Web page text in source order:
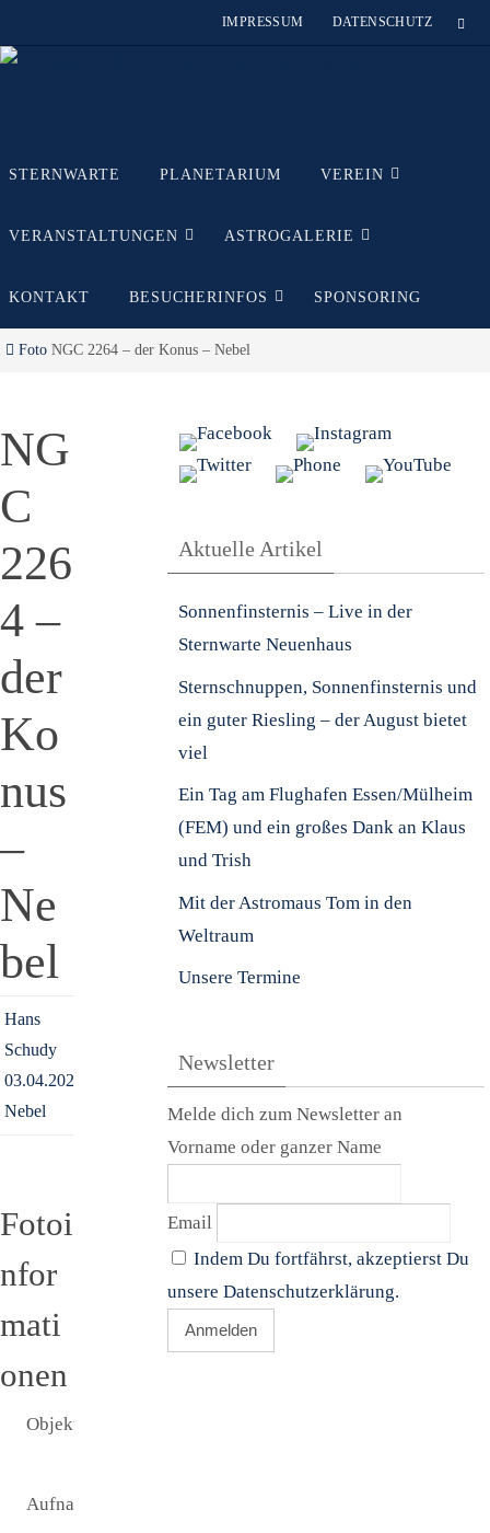
Inhalt
IMPRESSUM DATENSCHUTZ
Inhalt
STERNWARTE PLANETARIUM VEREIN
VERANSTALTUNGEN ASTROGALERIE
KONTAKT BESUCHERINFOS SPONSORING
Start
Foto NGC 2264 – der Konus – Nebel
NG
C
226
4 –
der
Ko
nus
–
Ne
bel
Hans
Schudy
03.04.2021
Nebel
Fotoi
nfor
mati
onen
Objekt:
Aufnamezeit:
Aktuelle Artikel
Sonnenfinsternis – Live in der
Sternwarte Neuenhaus
Sternschnuppen, Sonnenfinsternis und
ein guter Riesling – der August bietet
viel
Ein Tag am Flughafen Essen/Mülheim
(FEM) und ein großes Dank an Klaus
und Trish
Mit der Astromaus Tom in den
Weltraum
Unsere Termine
Newsletter
Melde dich zum Newsletter an
Vorname oder ganzer Name
Email
Indem Du fortfährst, akzeptierst Du
unsere Datenschutzerklärung.